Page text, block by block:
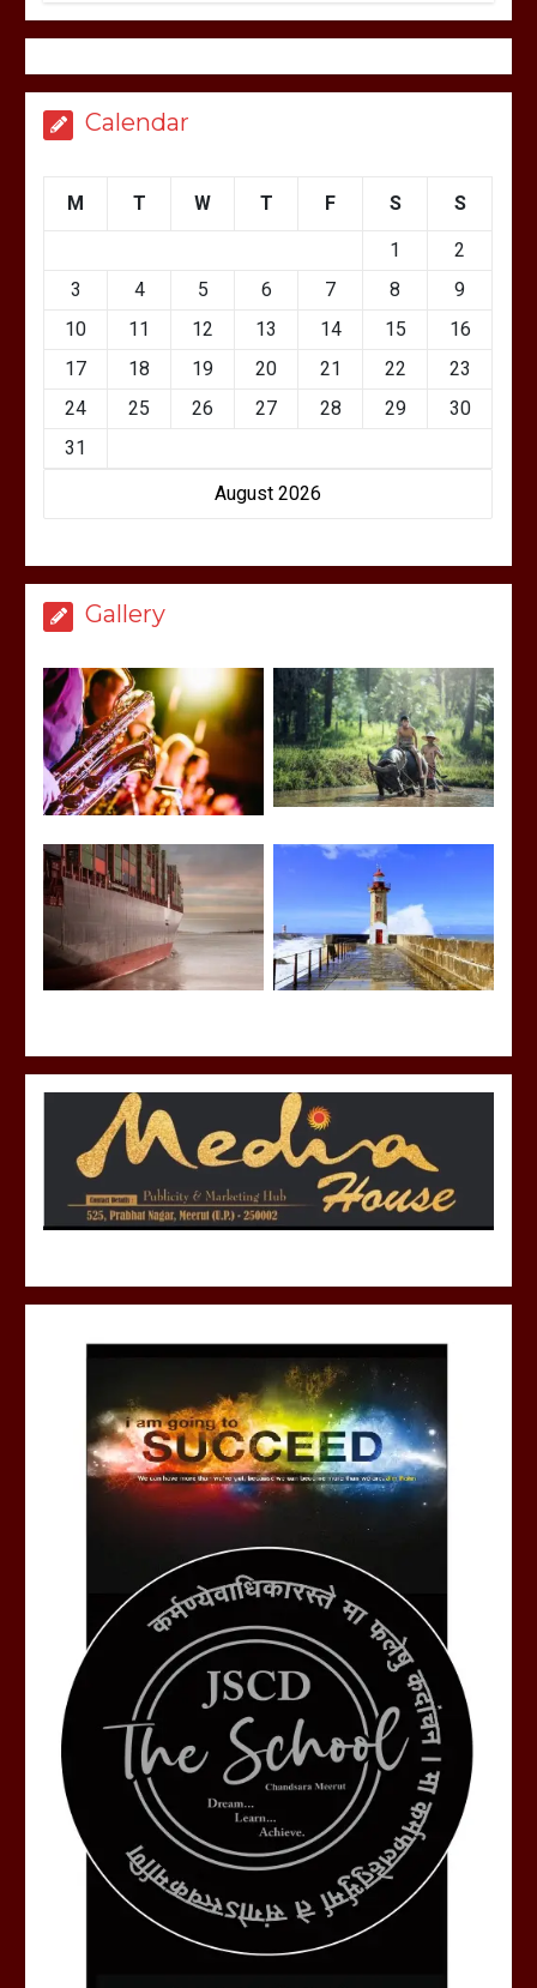
Calendar
August 2026
M T W T F S S
1
2
3
4 5 6 7 8
9
10
11 12 13 14 15
16
17
18 19 20 21 22
23
24
25 26 27 28 29
30
31
Gallery